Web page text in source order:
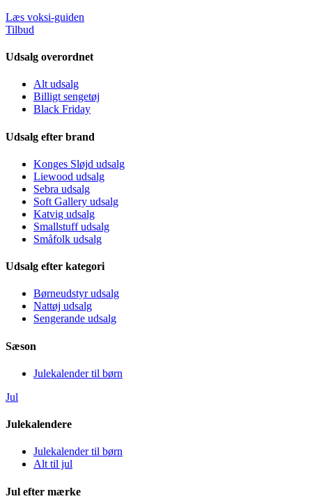
Læs voksi-guiden
Tilbud
Udsalg overordnet
Alt udsalg
Billigt sengetøj
Black Friday
Udsalg efter brand
Konges Sløjd udsalg
Liewood udsalg
Sebra udsalg
Soft Gallery udsalg
Katvig udsalg
Smallstuff udsalg
Småfolk udsalg
Udsalg efter kategori
Børneudstyr udsalg
Nattøj udsalg
Sengerande udsalg
Sæson
Julekalender til børn
Jul
Julekalendere
Julekalender til børn
Alt til jul
Jul efter mærke